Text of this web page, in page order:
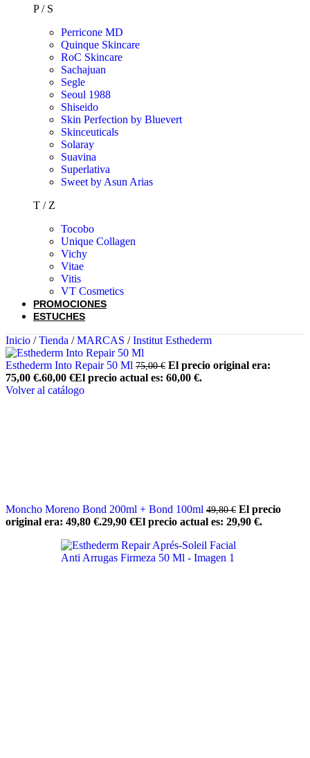
P / S
Perricone MD
Quinque Skincare
RoC Skincare
Sachajuan
Segle
Seoul 1988
Shiseido
Skin Perfection by Bluevert
Skinceuticals
Solaray
Suavina
Superlativa
Sweet by Asun Arias
T / Z
Tocobo
Unique Collagen
Vichy
Vitae
Vitis
VT Cosmetics
PROMOCIONES
ESTUCHES
Inicio / Tienda / MARCAS / Institut Esthederm
Esthederm Into Repair 50 Ml 75,00€ El precio original era:
75,00 €.60,00 €El precio actual es: 60,00 €.
Volver al catálogo
Moncho Moreno Bond 200ml + Bond 100ml 49,80€ El precio
original era: 49,80 €.29,90 €El precio actual es: 29,90 €.